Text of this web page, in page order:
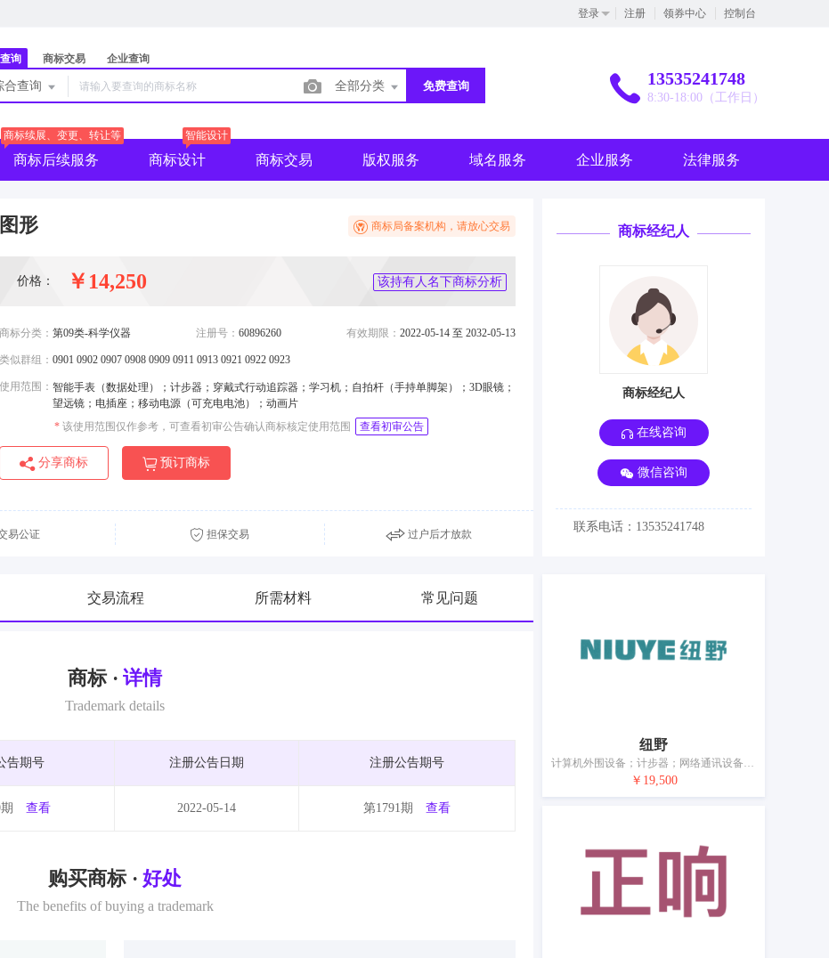
登录 注册 领券中心 控制台
询 商标交易 企业查询
合查询 全部分类 免费查询 13535241748
8:30-18:00（工作日）
商标后续服务
商标续展、变更、转让等
商标设计
智能设计
商标交易 版权服务 域名服务 企业服务 法律服务
图形 商标局备案机构，请放心交易
价格： ￥14,250 该持有人名下商标分析
商标分类： 第09类-科学仪器 注册号： 60896260 有效期限： 2022-05-14 至 2032-05-13
类似群组： 0901 0902 0907 0908 0909 0911 0913 0921 0922 0923
使用范围： 智能手表（数据处理）；计步器；穿戴式行动追踪器；学习机；自拍杆（手持单脚架）；3D眼镜；
望远镜；电插座；移动电源（可充电电池）；动画片
* 该使用范围仅作参考，可查看初审公告确认商标核定使用范围 查看初审公告
分享商标 预订商标
易公证 担保交易 过户后才放款
交易流程 所需材料 常见问题
商标 · 详情
Trademark details
告期号 注册公告日期 注册公告期号
查看 2022-05-14 第1791期 查看
购买商标 · 好处
The benefits of buying a trademark
商标经纪人
商标经纪人
在线咨询
微信咨询
联系电话：13535241748
纽野
计算机外围设备；计步器；网络通讯设备；电及电子视频监控设备；照相机（摄影）；电开关；电子防盗装置；眼镜；移动电源（可充电电池）
￥19,500